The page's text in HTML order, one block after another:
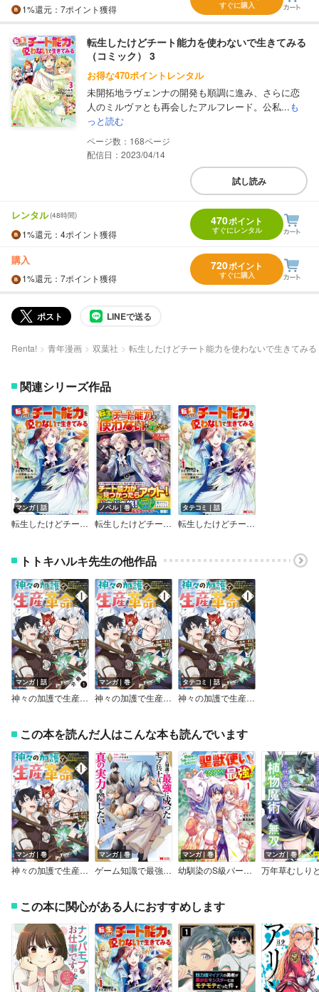
1%還元 ：7ポイント獲得 すぐに購入
転生したけどチート能力を使わないで生きてみる
（コミック） 3
お得な470ポイントレンタル
未開拓地ラヴェンナの開発も順調に進み、さらに恋
人のミルヴァとも再会したアルフレード。公私...も
っと読む
168
配信日：2023/04/14
試し読み
レンタル(48時間)
1%還元 ：4ポイント獲得
470ポイント
すぐにレンタル
購入
1%還元 ：7ポイント獲得
720ポイント
すぐに購入
ポスト LINEで送る
Renta! 青年漫画 双葉社 転生したけどチート能力を使わないで生きてみ
関連シリーズ作品
マンガ｜話
転生したけどチート能力を使わないで生きてみる（コミック） 分冊版
ノベル｜巻
転生したけどチート能力を使わないで生きてみる
タテコミ｜話
転生したけどチート能力を使わないで生きてみる（コミック）
トトキハルキ先生の他作品
マンガ｜話
神々の加護で生産革命～異世界の片隅でまったりスローライフしてたら、なぜか多彩な人材が集まって最強国家ができてました～（コミック） 分冊版
マンガ｜巻
神々の加護で生産革命～異世界の片隅でまったりスローライフしてたら、なぜか多彩な人材が集まって最強国家ができてました～（コミック）
タテコミ｜話
神々の加護で生産革命～異世界の片隅でまったりスローライフしてたら、なぜか多彩な人材が集まって最強国家ができてました～（コミック）
この本を読んだ人はこんな本も読んでいます
マンガ｜巻
神々の加護で生産革命～異世界の片隅でまったりスローライフしてたら、なぜか多彩な人材が集まって最強国家ができてました～（コミック）
マンガ｜巻
ゲーム知識で最強に成ったモブ兵士は、真の実力を隠したい（コミック）
マンガ｜巻
幼馴染のS級パーティーから追放された聖獣使い。万能支援魔法と仲間を増やして最強へ！
マンガ｜巻
この本に関心がある人におすすめします